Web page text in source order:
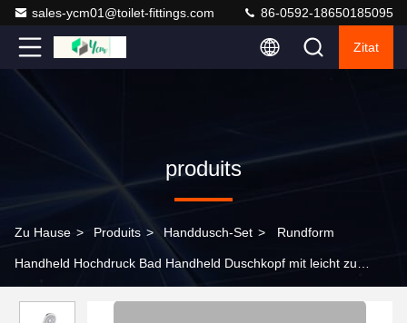
sales-ycm01@toilet-fittings.com 86-0592-18650185095
Zitat
produits
Zu Hause > Produits > Handdusch-Set > Rundform
Handheld Hochdruck Bad Handheld Duschkopf mit leicht zu